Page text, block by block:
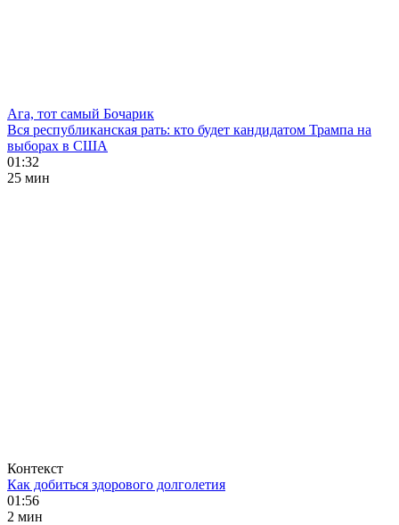
Ага, тот самый Бочарик
Вся республиканская рать: кто будет кандидатом Трампа на
выборах в США
01:32
25 мин
Контекст
Как добиться здорового долголетия
01:56
2 мин